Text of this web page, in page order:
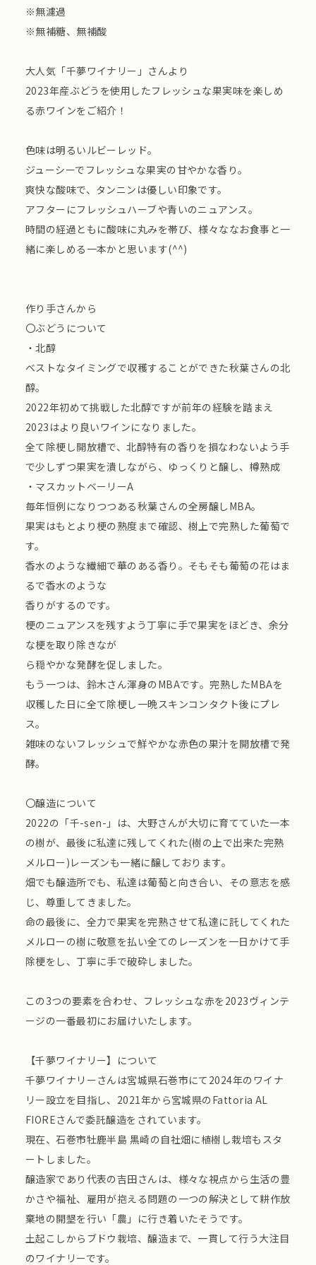
※無濾過
※無補糖、無補酸
大人気「千夢ワイナリー」さんより
2023年産ぶどうを使用したフレッシュな果実味を楽しめ
る赤ワインをご紹介！
色味は明るいルビーレッド。
ジューシーでフレッシュな果実の甘やかな香り。
爽快な酸味で、タンニンは優しい印象です。
アフターにフレッシュハーブや青いのニュアンス。
時間の経過ともに酸味に丸みを帯び、様々ななお食事と一
緒に楽しめる一本かと思います(^^)
作り手さんから
〇ぶどうについて
・北醇
ベストなタイミングで収穫することができた秋葉さんの北
醇。
2022年初めて挑戦した北醇ですが前年の経験を踏まえ
2023はより良いワインになりました。
全て除梗し開放槽で、北醇特有の香りを損なわないよう手
で少しずつ果実を潰しながら、ゆっくりと醸し、樽熟成
・マスカットベーリーA
毎年恒例になりつつある秋葉さんの全房醸しMBA。
果実はもとより梗の熟度まで確認、樹上で完熟した葡萄で
す。
香水のような繊細で華のある香り。そもそも葡萄の花はま
るで香水のような
香りがするのです。
梗のニュアンスを残すよう丁寧に手で果実をほどき、余分
な梗を取り除きなが
ら穏やかな発酵を促しました。
もう一つは、鈴木さん渾身のMBAです。完熟したMBAを
収穫した日に全て除梗し一晩スキンコンタクト後にプレ
ス。
雑味のないフレッシュで鮮やかな赤色の果汁を開放槽で発
酵。
〇醸造について
2022の「千-sen-」は、大野さんが大切に育てていた一本
の樹が、最後に私達に残してくれた(樹の上で出来た完熟
メルロー)レーズンも一緒に醸しております。
畑でも醸造所でも、私達は葡萄と向き合い、その意志を感
じ、尊重してきました。
命の最後に、全力で果実を完熟させて私達に託してくれた
メルローの樹に敬意を払い全てのレーズンを一日かけて手
除梗をし、丁寧に手で破砕しました。
この3つの要素を合わせ、フレッシュな赤を2023ヴィンテ
ージの一番最初にお届けいたします。
【千夢ワイナリー】について
千夢ワイナリーさんは宮城県石巻市にて2024年のワイナ
リー設立を目指し、2021年から宮城県のFattoria AL
FIOREさんで委託醸造をされています。
現在、石巻市牡鹿半島 黒崎の自社畑に植樹し栽培もスタ
ートしました。
醸造家であり代表の吉田さんは、様々な視点から生活の豊
かさや福祉、雇用が抱える問題の一つの解決として耕作放
棄地の開墾を行い「農」に行き着いたそうです。
土起こしからブドウ栽培、醸造まで、一貫して行う大注目
のワイナリーです。